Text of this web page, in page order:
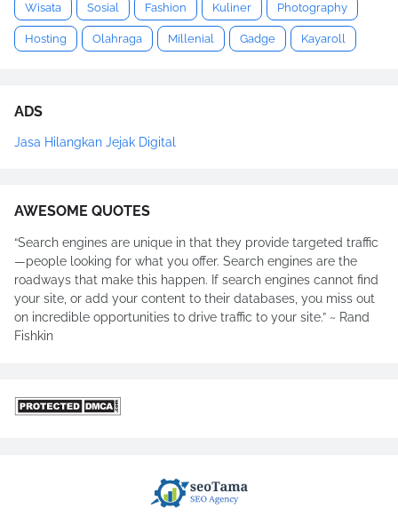
Wisata Sosial Fashion Kuliner Photography
Hosting Olahraga Millenial Gadge Kayaroll
ADS
Jasa Hilangkan Jejak Digital
AWESOME QUOTES
“Search engines are unique in that they provide targeted traffic
—people looking for what you offer. Search engines are the
roadways that make this happen. If search engines cannot find
your site, or add your content to their databases, you miss out
on incredible opportunities to drive traffic to your site.” ~ Rand
Fishkin